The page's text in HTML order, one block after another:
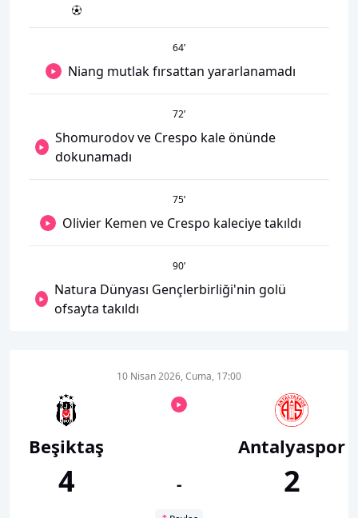
64’
Niang mutlak fırsattan yararlanamadı
72’
Shomurodov ve Crespo kale önünde
dokunamadı
75’
Olivier Kemen ve Crespo kaleciye takıldı
90’
Natura Dünyası Gençlerbirliği'nin golü
ofsayta takıldı
Beşiktaş
4
10 Nisan 2026, Cuma, 17:00
-
Antalyaspor
2